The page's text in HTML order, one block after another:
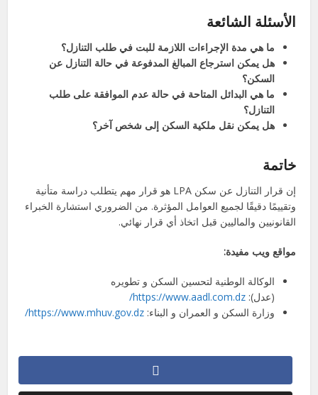
الأسئلة الشائعة
ما هي مدة الإجراءات اللازمة للبت في طلب التنازل؟
هل يمكن استرجاع المبالغ المدفوعة في حالة التنازل عن
السكن؟
ما هي البدائل المتاحة في حالة عدم الموافقة على طلب
التنازل؟
هل يمكن نقل ملكية السكن إلى شخص آخر؟
خاتمة
إن قرار التنازل عن سكن LPA هو قرار مهم يتطلب دراسة متأنية
وتقييمًا دقيقًا لجميع العوامل المؤثرة. من الضروري استشارة الخبراء
القانونيين والماليين قبل اتخاذ أي قرار نهائي.
مواقع ويب مفيدة:
الوكالة الوطنية لتحسين السكن و تطويره
(عدل):https://www.aadl.com.dz/
وزارة السكن و العمران و البناء:https://www.mhuv.gov.dz/